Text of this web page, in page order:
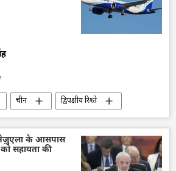
चीन
द्विपक्षीय रिश्ते
मोदी
शी जिनपिंग
सहयोग संगठन (SCO)
वेनेज़ुएला के आसपास
सहायता की